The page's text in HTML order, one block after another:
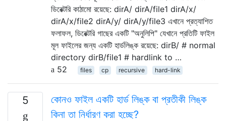
ডিরেক্টরি কাঠামো রয়েছে: dirA/ dirA/file1 dirA/x/
dirA/x/file2 dirA/y/ dirA/y/file3 এখানে প্রত্যাশিত
ফলাফল, ডিরেক্টরি গাছের একটি "অনুলিপি" যেখানে প্রতিটি ফাইল
মূল ফাইলের জন্য একটি হার্ডলিঙ্ক রয়েছে: dirB/ # normal
directory dirB/file1 # hardlink to …
52
files cp recursive hard-link
5
কোনও ফাইল একটি হার্ড লিঙ্ক বা প্রতীকী লিঙ্ক
কিনা তা নির্ধারণ করা হচ্ছে?